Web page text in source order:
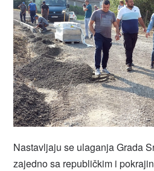
Nastavljaju se ulaganja Grada
zajedno sa republičkim i